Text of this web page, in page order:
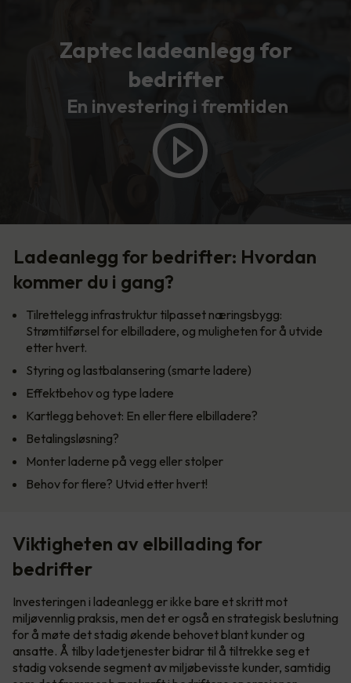
Zaptec ladeanlegg for
bedrifter
En investering i fremtiden
Ladeanlegg for bedrifter: Hvordan
kommer du i gang?
Tilrettelegg infrastruktur tilpasset næringsbygg:
Strømtilførsel for elbilladere, og muligheten for å utvide
etter hvert.
Styring og lastbalansering (smarte ladere)
Effektbehov og type ladere
Kartlegg behovet: En eller flere elbilladere?
Betalingsløsning?
Monter laderne på vegg eller stolper
Behov for flere? Utvid etter hvert!
Viktigheten av elbillading for
bedrifter
Investeringen i ladeanlegg er ikke bare et skritt mot
miljøvennlig praksis, men det er også en strategisk beslutning
for å møte det stadig økende behovet blant kunder og
ansatte. Å tilby ladetjenester bidrar til å tiltrekke seg et
stadig voksende segment av miljøbevisste kunder, samtidig